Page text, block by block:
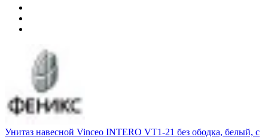
Унитаз навесной Vinceo INTERO VT1-21 без ободка, белый, с